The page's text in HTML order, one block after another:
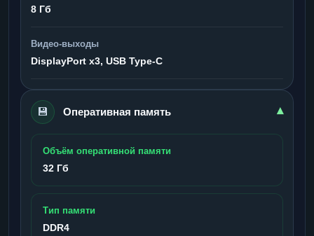
8 Гб
Видео-выходы
DisplayPort x3, USB Type-C
💾 Оперативная память ▾
Объём оперативной памяти
32 Гб
Тип памяти
DDR4